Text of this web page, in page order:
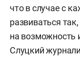
что в случае с
развиваться
на возможность
Слуцкий